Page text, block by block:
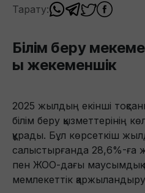
Тарату:
Білім беру
ы жекеменшік
2025 жылдың екінші
білім беру қызметтерінің
құрады. Бұл көрсеткіш
салыстырғанда 28,6%-ға
пен ЖОО-дағы
мемлекеттік